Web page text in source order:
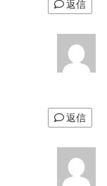
返信
返信